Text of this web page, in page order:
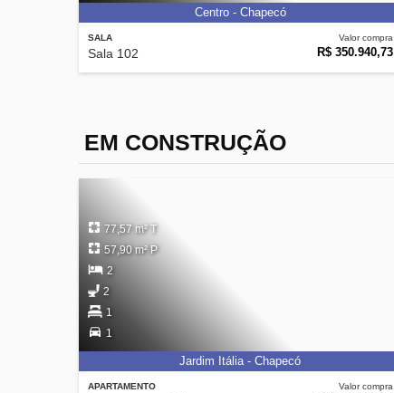
SALA
Sala 102
Valor compra
R$ 350.940,73
Centro - Chapecó
EM CONSTRUÇÃO
APARTAMENTO Valor compra
77,57 m² T
57,90 m² P
2
2
1
1
Jardim Itália - Chapecó